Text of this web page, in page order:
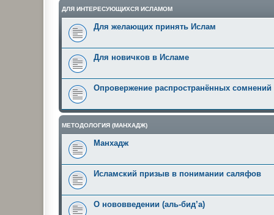
ДЛЯ ИНТЕРЕСУЮЩИХСЯ ИСЛАМОМ
Для желающих принять Ислам
Для новичков в Исламе
Опровержение распространённых сомнений
МЕТОДОЛОГИЯ (МАНХАДЖ)
Манхадж
Исламский призыв в понимании саляфов
О нововведении (аль-бид’а)